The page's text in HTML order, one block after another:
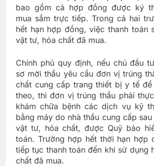
bao gồm cả hợp đồng được ký
mua sắm trực tiếp. Trong cả hai
hết hạn hợp đồng, việc thanh toán
vật tư, hóa chất đã mua.
Chính phủ quy định, nếu chủ đầu
sơ mời thầu yêu cầu đơn vị trúng
chất cung cấp trang thiết bị y tế
theo, thì đơn vị trúng thầu phải
khám chữa bệnh các dịch vụ kỹ
bằng máy do nhà thầu cung cấp
vật tư, hóa chất, được Quỹ bảo
toán. Trường hợp hết thời hạn hợp
tiếp tục thanh toán đến khi sử dụng
chất đã mua.